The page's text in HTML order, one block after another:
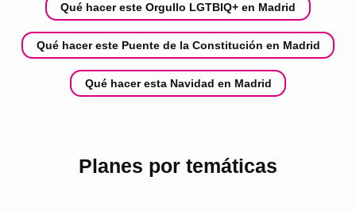
Qué hacer este Orgullo LGTBIQ+ en Madrid
Qué hacer este Puente de la Constitución en Madrid
Qué hacer esta Navidad en Madrid
Planes por temáticas